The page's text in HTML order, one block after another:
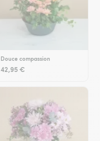
Douce compassion
42,95 €